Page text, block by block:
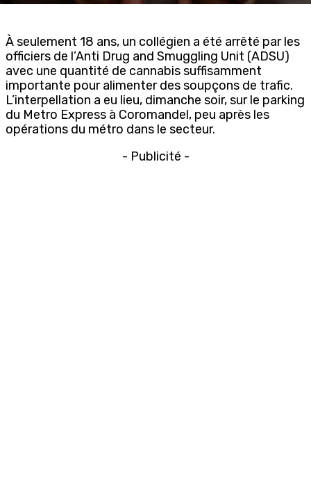
À seulement 18 ans, un collégien a été arrêté par les
officiers de l’Anti Drug and Smuggling Unit (ADSU)
avec une quantité de cannabis suffisamment
importante pour alimenter des soupçons de trafic.
L’interpellation a eu lieu, dimanche soir, sur le parking
du Metro Express à Coromandel, peu après les
opérations du métro dans le secteur.
- Publicité -